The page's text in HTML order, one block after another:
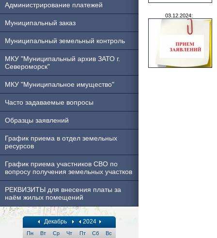
Администрирование платежей
Муниципальный заказ
Муниципальный земельный контроль
МКУ "Муниципальный архив ЗАТО г.
Североморск"
МКУ "Муниципальное имущество"
Часто задаваемые вопросы
Образцы заявлений
График приема в отдел земельных
ресурсов
График приема участников СВО по
вопросу получения земельных участков
РЕКВИЗИТЫ для внесения платы за
наём жилых помещений
Декабрь 2024
Пн Вт Ср Чт Пт Сб
Вс
03.12.2024: